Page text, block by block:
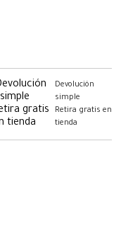
Devolución
simple
Retira gratis en
tienda